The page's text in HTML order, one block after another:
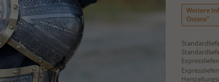
Weitere
Ostens“